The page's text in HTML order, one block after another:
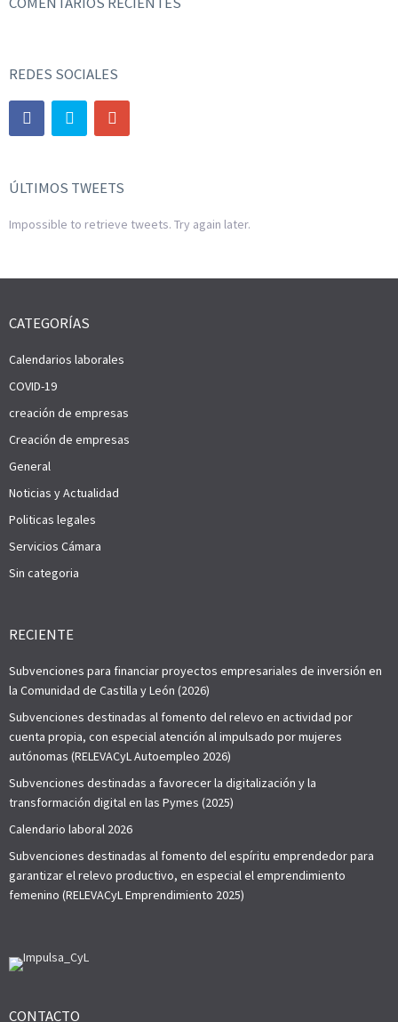
REDES SOCIALES
ÚLTIMOS TWEETS
Impossible to retrieve tweets. Try again later.
CATEGORÍAS
Calendarios laborales
COVID-19
creación de empresas
Creación de empresas
General
Noticias y Actualidad
Politicas legales
Servicios Cámara
Sin categoria
RECIENTE
Subvenciones para financiar proyectos empresariales de inversión en
la Comunidad de Castilla y León (2026)
Subvenciones destinadas al fomento del relevo en actividad por
cuenta propia, con especial atención al impulsado por mujeres
autónomas (RELEVACyL Autoempleo 2026)
Subvenciones destinadas a favorecer la digitalización y la
transformación digital en las Pymes (2025)
Calendario laboral 2026
Subvenciones destinadas al fomento del espíritu emprendedor para
garantizar el relevo productivo, en especial el emprendimiento
femenino (RELEVACyL Emprendimiento 2025)
CONTACTO